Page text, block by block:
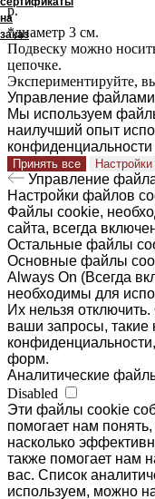
на
заказ
р.
*диаметр 3 см.
Подвеску можно
цепочке.
Экспериментируйте,
Управление
Мы используем
наилучший опыт
конфиденциальности
Принять все
Управление
Настройки файлов
Файлы cookie,
сайта, всегда
Остальные файлы
Основные файлы
Always On (Всегда
необходимы для
Их нельзя
ваши запросы, такие
форм.
Аналитические
Disabled
Эти файлы cookie
помогает нам
насколько
также помогает нам
вас. Список
используем, можно